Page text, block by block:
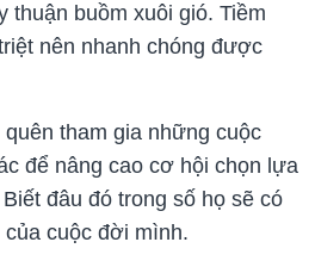
thuận buồm xuôi gió. Tiềm
nên nhanh chóng được
tham gia những cuộc
để nâng cao cơ hội chọn lựa
đâu đó trong số họ sẽ có
cuộc đời mình.